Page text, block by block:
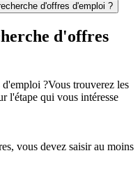
d'offres d'emploi ?
d'offres
d'emploi ?Vous trouverez les
l'étape qui vous intéresse
vous devez saisir au moins